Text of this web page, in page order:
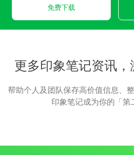
免费下载
更多印象笔记资讯
帮助个人及团队保存高价值信息、
印象笔记成为你的「第